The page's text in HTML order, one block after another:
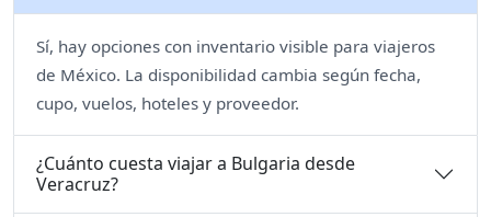
Sí, hay opciones con inventario visible para viajeros
de México. La disponibilidad cambia según fecha,
cupo, vuelos, hoteles y proveedor.
¿Cuánto cuesta viajar a Bulgaria desde
Veracruz?